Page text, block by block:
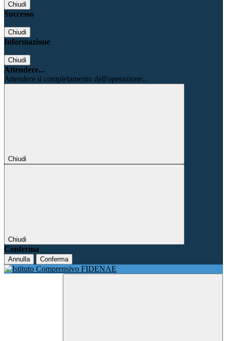
Chiudi
Successo
Chiudi
Informazione
Chiudi
Attendere...
Attendere il completamento dell'operazione...
Chiudi
Chiudi
Conferma
Annulla Conferma